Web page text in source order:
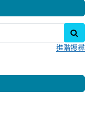
進階搜尋